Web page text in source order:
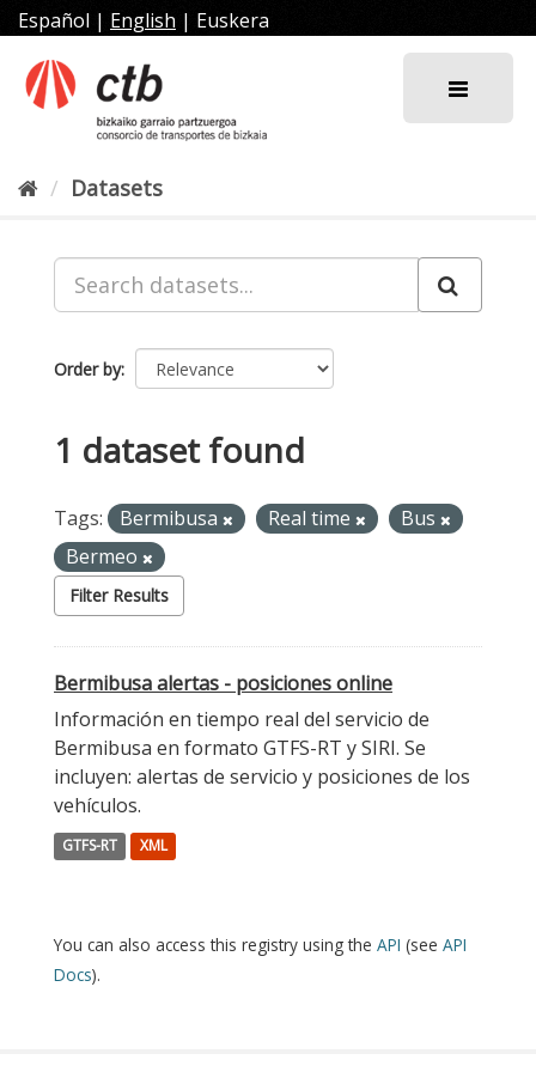
Skip
to
content
Español | English | Euskera
Datasets
Order by
1 dataset found
Tags: Bermibusa Real time
Bus
Bermeo
Filter Results
Bermibusa alertas - posiciones online
Información en tiempo real del servicio de
Bermibusa en formato GTFS-RT y SIRI. Se
incluyen: alertas de servicio y posiciones de los
vehículos.
GTFS-RT XML
You can also access this registry using the API (see API
Docs).